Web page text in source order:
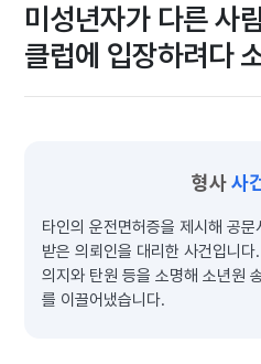
미성년자가 다른 사
클럽에 입장하려다
형사사
타인의 운전면허증을 제시해 공
받은 의뢰인을 대리한 사건입니
의지와 탄원 등을 소명해 소년원
를 이끌어냈습니다.